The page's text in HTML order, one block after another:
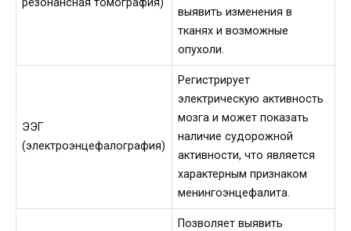
выявить изменения в
тканях и возможные
опухоли.
ЭЭГ
(электроэнцефалография)
Регистрирует
электрическую активность
мозга и может показать
наличие судорожной
активности, что является
характерным признаком
менингоэнцефалита.
Позволяет выявить